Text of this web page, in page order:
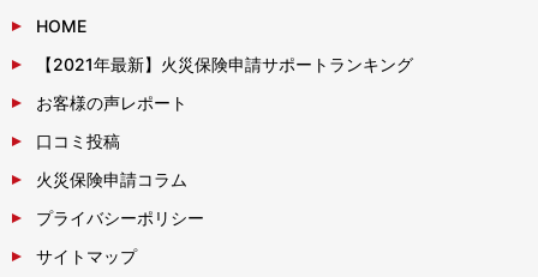
HOME
【2021年最新】火災保険申請サポートランキング
お客様の声レポート
口コミ投稿
火災保険申請コラム
プライバシーポリシー
サイトマップ